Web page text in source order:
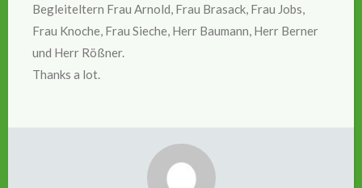
Begleiteltern Frau Arnold, Frau Brasack, Frau Jobs,
Frau Knoche, Frau Sieche, Herr Baumann, Herr Berner
und Herr Rößner.
Thanks a lot.